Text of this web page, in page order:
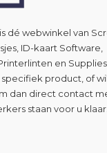
dé webwinkel van
ID-kaart Software,
en
product, of
dan direct contact
staan voor u klaar.